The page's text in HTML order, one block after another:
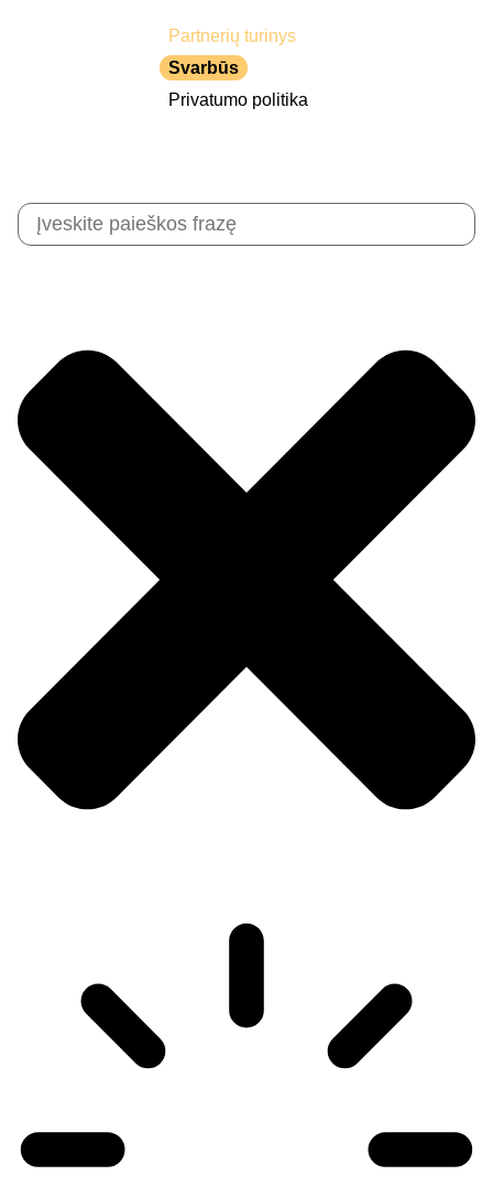
Partnerių turinys
Svarbūs
Privatumo politika